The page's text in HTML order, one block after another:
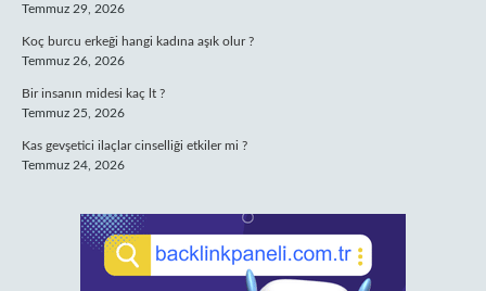
Temmuz 29, 2026
Koç burcu erkeği hangi kadına aşık olur ?
Temmuz 26, 2026
Bir insanın midesi kaç lt ?
Temmuz 25, 2026
Kas gevşetici ilaçlar cinselliği etkiler mi ?
Temmuz 24, 2026